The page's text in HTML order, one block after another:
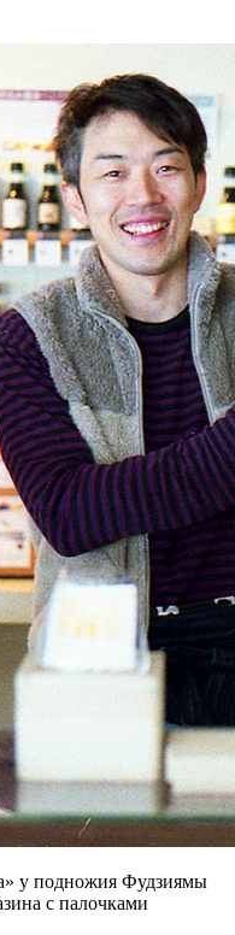
у подножия Фудзиямы
с палочками